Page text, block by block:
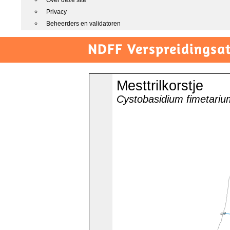
Privacy
Beheerders en validatoren
NDFF